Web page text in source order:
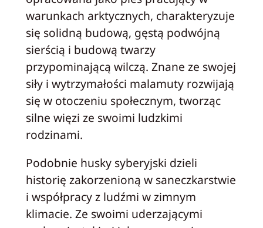
warunkach arktycznych, charakteryzuje
się solidną budową, gęstą podwójną
sierścią i budową twarzy
przypominającą wilczą. Znane ze swojej
siły i wytrzymałości malamuty rozwijają
się w otoczeniu społecznym, tworząc
silne więzi ze swoimi ludzkimi
rodzinami.
Podobnie husky syberyjski dzieli
historię zakorzenioną w saneczkarstwie
i współpracy z ludźmi w zimnym
klimacie. Ze swoimi uderzającymi